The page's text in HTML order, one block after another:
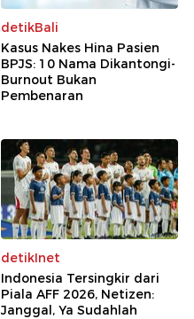
detikBali
Kasus Nakes Hina Pasien
BPJS: 10 Nama Dikantongi-
Burnout Bukan
Pembenaran
detikInet
Indonesia Tersingkir dari
Piala AFF 2026, Netizen:
Janggal, Ya Sudahlah